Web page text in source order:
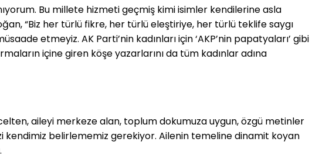
Bu millete hizmeti geçmiş kimi isimler kendilerine asla
“Biz her türlü fikre, her türlü eleştiriye, her türlü teklife saygı
etmeyiz. AK Parti’nin kadınları için ‘AKP’nin papatyaları’ gibi
içine giren köşe yazarlarını da tüm kadınlar adına
aileyi merkeze alan, toplum dokumuza uygun, özgü metinler
kendimiz belirlememiz gerekiyor. Ailenin temeline dinamit koyan